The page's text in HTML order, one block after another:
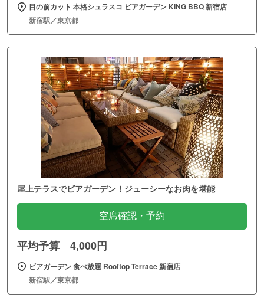
目の前カット 本格シュラスコ ビアガーデン KING BBQ 新宿店
新宿駅／東京都
屋上テラスでビアガーデン！ジューシーなお肉を堪能
空席確認・予約
平均予算 4,000円
ビアガーデン 食べ放題 Rooftop Terrace 新宿店
新宿駅／東京都